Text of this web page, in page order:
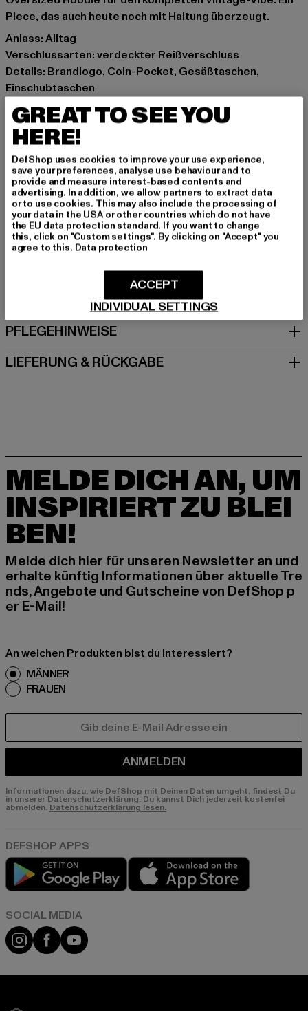
Piece, das auch heute noch mit Haltung überzeugt.
Anlass: Alltag
Verschlussarten: verdeckter Reißverschluss
Details: Brandlogo, Coin-Pocket, Gesäßtaschen,
Einschubtaschen
Schnitt: Baggy
Marke: Homeboy
Kat.: Baggys
Farbe: blau
Hersteller Farbe: vintage blue
Materialzusammensetzung: 100% Baumwolle
Art.Nr: 01PA0386-07157
Hersteller: License to Thrill GmbH |service@homeboy.eu
Max-Planck-Straße 2 | 63150 Heusenstamm | DE
GRÖSSE & PASSFORM
PFLEGEHINWEISE
LIEFERUNG & RÜCKGABE
MELDE DICH AN, UM
INSPIRIERT ZU BLEI
BEN!
Melde dich hier für unseren Newsletter an und
erhalte künftig Informationen über aktuelle Tre
nds, Angebote und Gutscheine von DefShop p
er E-Mail!
An welchen Produkten bist du interessiert?
MÄNNER
FRAUEN
ANMELDEN
Informationen dazu, wie DefShop mit Deinen Daten umgeht, findest Du
in unserer Datenschutzerklärung. Du kannst Dich jederzeit kostenfei
abmelden. Datenschutzerklärung lesen.
Play market
Instagram
FacebookYouTube
GREAT TO SEE YOU
HERE!
DefShop uses cookies to improve your use experience,
save your preferences, analyse use behaviour and to
provide and measure interest-based contents and
advertising. In addition, we allow partners to extract data
or to use cookies. This may also include the processing of
your data in the USA or other countries which do not have
the EU data protection standard. If you want to change
this, click on "Custom settings". By clicking on "Accept" you
agree to this. Data protection
INDIVIDUAL SETTINGS
ACCEPT